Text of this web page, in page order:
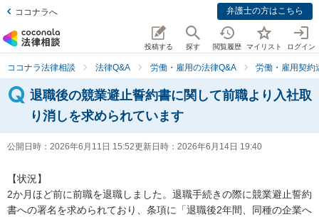
ココナラへ 弁護士の方はこちら
投稿する 探す 閲覧履歴 マイリスト ログイン
ココナラ法律相談 法律Q&A 労働・雇用の法律Q&A 労働・雇用契約
退職後の競業避止誓約書に関して前職より入社取
り消しを求められています
公開日時： 2026年6月11日 15:52更新日時： 2026年6月14日 19:40
【状況】
2か月ほど前に前職を退職しました。退職手続きの際に競業避止誓約
書への署名を求められており、条項に「退職後2年間、同種の企業へ